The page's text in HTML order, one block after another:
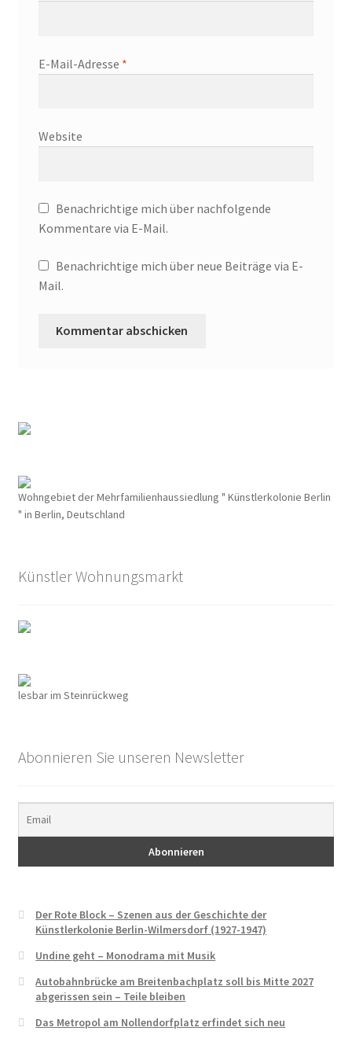
Arthur Koestler
Berliner Dampfstraßenbahn-Konsortium
Damals war’s…Truppe 1931
DER KÜNSTLER HANSJÖRG WAGNER
Gartenterrassenstadt Wilmersdorf
Jubiläum 2018
Mitglied werden
Mitglieder
E-Mail-Adresse *
Website
Benachrichtige mich über nachfolgende
Kommentare via E-Mail.
Benachrichtige mich über neue Beiträge via E-
Mail.
Wohngebiet der Mehrfamilienhaussiedlung " Künstlerkolonie Berlin
" in Berlin, Deutschland
Künstler Wohnungsmarkt
lesbar im Steinrückweg
Abonnieren Sie unseren Newsletter
Der Rote Block – Szenen aus der Geschichte der
Künstlerkolonie Berlin-Wilmersdorf (1927-1947)
Undine geht – Monodrama mit Musik
Autobahnbrücke am Breitenbachplatz soll bis Mitte 2027
abgerissen sein – Teile bleiben
Das Metropol am Nollendorfplatz erfindet sich neu